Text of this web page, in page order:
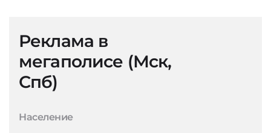
Реклама в
мегаполисе (Мск,
Спб)
Население